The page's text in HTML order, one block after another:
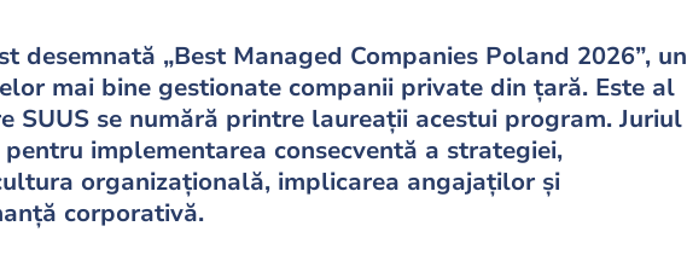
desemnată „Best Managed Companies Poland 2026”, un
mai bine gestionate companii private din țară. Este al
SUUS se numără printre laureații acestui program. Juriul
implementarea consecventă a strategiei,
organizațională, implicarea angajaților și
corporativă.